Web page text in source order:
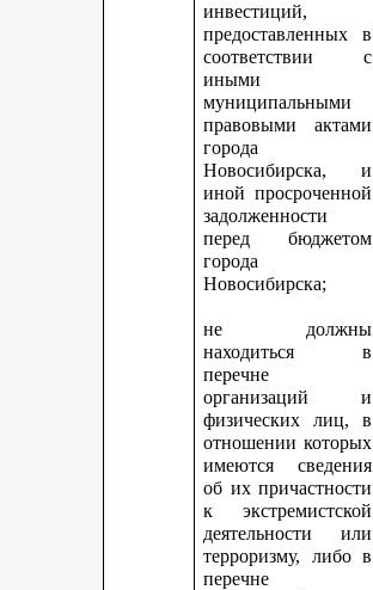
инвестиций,
предоставленных в
соответствии с
иными
муниципальными
правовыми актами
города
Новосибирска, и
иной просроченной
задолженности
перед бюджетом
города
Новосибирска;
не должны
находиться в
перечне
организаций и
физических лиц, в
отношении которых
имеются сведения
об их причастности
к экстремистской
деятельности или
терроризму, либо в
перечне